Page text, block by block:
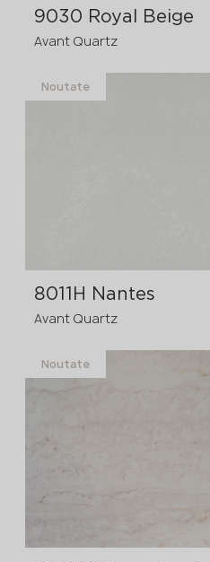
9030 Royal Beige
Avant Quartz
Noutate
8011H Nantes
Avant Quartz
3600x1200x20 mm
3600x1200x30
Noutate